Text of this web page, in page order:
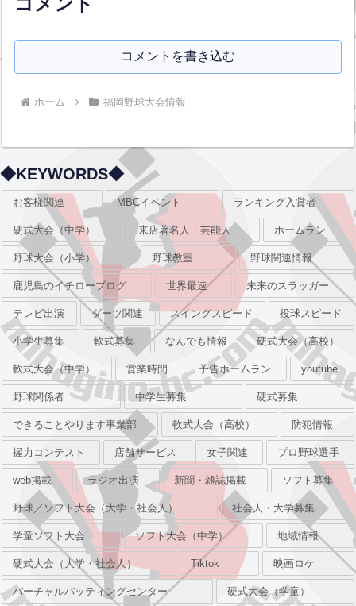
コメントを書き込む
ホーム 福岡野球大会情報
◆KEYWORDS◆
お客様関連 MBCイベント ランキング入賞者
硬式大会（中学） 来店著名人・芸能人 ホームラン
野球大会（小学） 野球教室 野球関連情報
鹿児島のイチローブログ 世界最速 未来のスラッガー
テレビ出演 ダーツ関連 スイングスピード 投球スピード
小学生募集 軟式募集 なんでも情報 硬式大会（高校）
軟式大会（中学） 営業時間 予告ホームラン youtube
野球関係者 中学生募集 硬式募集
できることやります事業部 軟式大会（高校） 防犯情報
握力コンテスト 店舗サービス 女子関連 プロ野球選手
web掲載 ラジオ出演 新聞・雑誌掲載 ソフト募集
野球／ソフト大会（大学・社会人） 社会人・大学募集
学童ソフト大会 ソフト大会（中学） 地域情報
硬式大会（大学・社会人） Tiktok 映画ロケ
バーチャルバッティングセンター 硬式大会（学童）